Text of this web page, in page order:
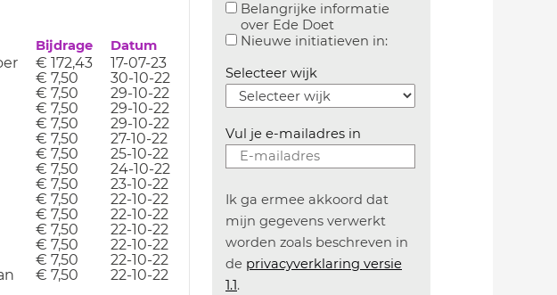
Bijdrage Datum
€ 172,43
17-07-23
€ 7,50
30-10-22
€ 7,50
29-10-22
€ 7,50
29-10-22
€ 7,50
29-10-22
€ 7,50
27-10-22
€ 7,50
25-10-22
€ 7,50
24-10-22
€ 7,50
23-10-22
€ 7,50
22-10-22
€ 7,50
22-10-22
€ 7,50
22-10-22
€ 7,50
22-10-22
€ 7,50
22-10-22
€ 7,50 22-10-22
Belangrijke informatie
over Ede Doet
Aanvinken om belangrijke informatie over
Nieuwe initiatieven in:Aanvinken om
Selecteer wijk
Vul je e-mailadres in
Ik ga ermee akkoord dat
mijn gegevens verwerkt
worden zoals beschreven in
de privacyverklaring versie
1.1.